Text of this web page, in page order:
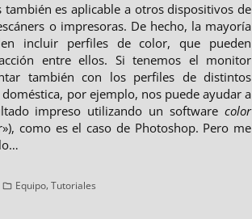
es aplicable a otros dispositivos de
o impresoras. De hecho, la mayoría
incluir perfiles de color, que pueden
entre ellos. Si tenemos el monitor
también con los perfiles de distintos
por ejemplo, nos puede ayudar a
impreso utilizando un software color
como es el caso de Photoshop. Pero me
Categorías
Equipo, Tutoriales